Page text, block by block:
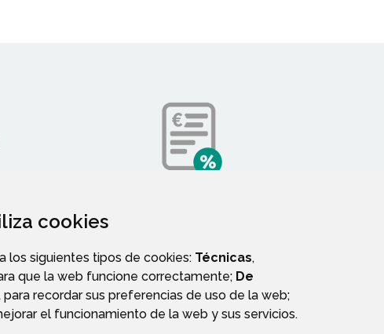
cookies
los siguientes tipos de cookies: Técnicas,
que la web funcione correctamente; De
para recordar sus preferencias de uso de la web;
el funcionamiento de la web y sus servicios.